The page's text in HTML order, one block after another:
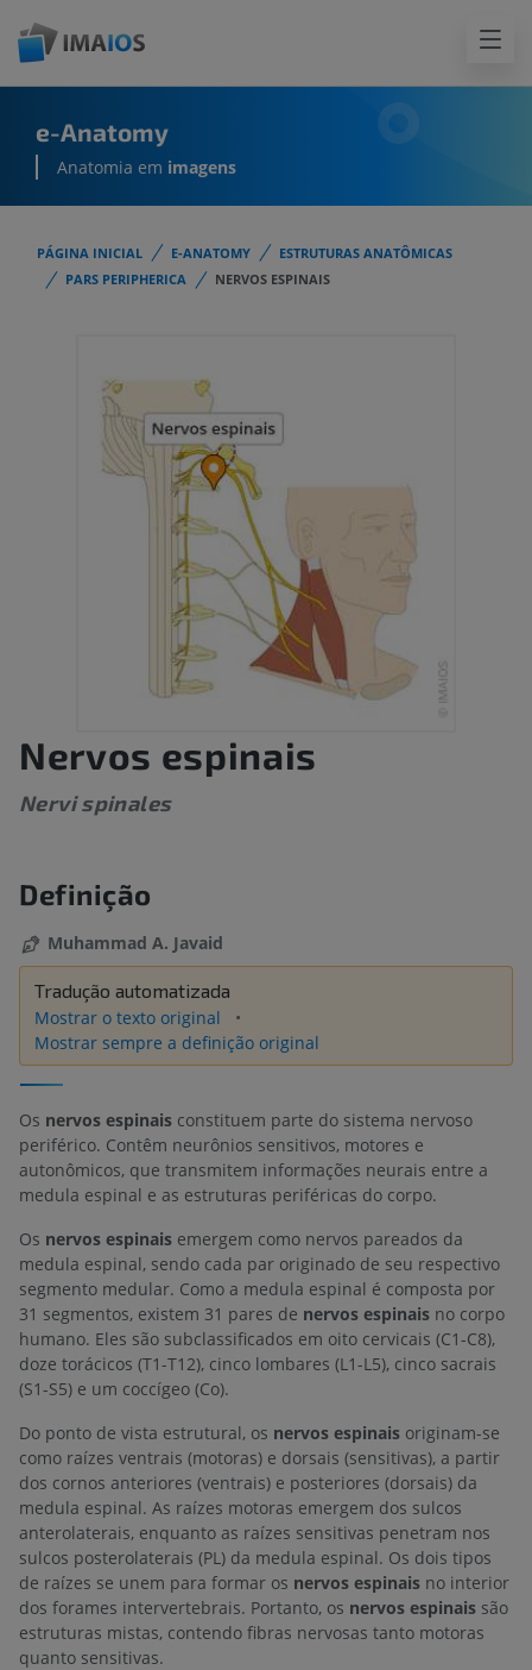
e-Anatomy
Anatomia em imagens
PÁGINA INICIAL E-ANATOMY
ESTRUTURAS ANATÔMICAS
PARS PERIPHERICA
NERVOS ESPINAIS
Nervos espinais
Nervi spinales
Definição
Muhammad A. Javaid
Tradução automatizada
Mostrar o texto original
Mostrar sempre a definição original
Os nervos espinais constituem parte do sistema nervoso
periférico. Contêm neurônios sensitivos, motores e
autonômicos, que transmitem informações neurais entre a
medula espinal e as estruturas periféricas do corpo.
Os nervos espinais emergem como nervos pareados da
medula espinal, sendo cada par originado de seu respectivo
segmento medular. Como a medula espinal é composta por
31 segmentos, existem 31 pares de nervos espinais no corpo
humano. Eles são subclassificados em oito cervicais (C1-C8),
doze torácicos (T1-T12), cinco lombares (L1-L5), cinco sacrais
(S1-S5) e um coccígeo (Co).
Do ponto de vista estrutural, os nervos espinais originam-se
como raízes ventrais (motoras) e dorsais (sensitivas), a partir
dos cornos anteriores (ventrais) e posteriores (dorsais) da
medula espinal. As raízes motoras emergem dos sulcos
anterolaterais, enquanto as raízes sensitivas penetram nos
sulcos posterolaterais (PL) da medula espinal. Os dois tipos
de raízes se unem para formar os nervos espinais no interior
dos forames intervertebrais. Portanto, os nervos espinais são
estruturas mistas, contendo fibras nervosas tanto motoras
quanto sensitivas.